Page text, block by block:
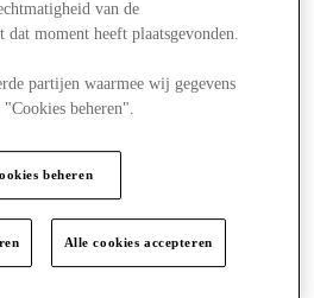
van de
dat moment heeft plaatsgevonden.
partijen waarmee wij gegevens
beheren".
beheren
Alle cookies accepteren